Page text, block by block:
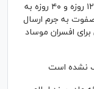
۲ عامل مهم صهیونیست‌ها در جنگ‌های ۱۲ روزه و ۴۰ روزه به
صفوت به جرم ارسال
افسران موساد
نشده است